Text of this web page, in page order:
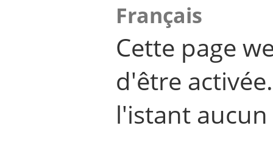
Français
Cette page
d'être
l'istant